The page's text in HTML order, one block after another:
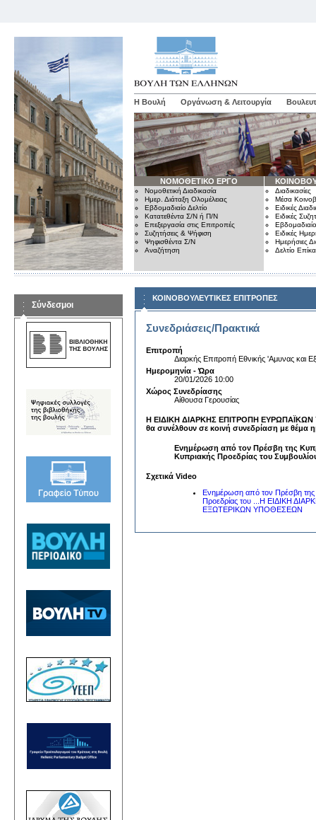
Η Βουλή Οργάνωση & Λειτουργία
ΝΟΜΟΘΕΤΙΚΟ ΕΡΓΟ
Νομοθετική Διαδικασία
Ημερ. Διάταξη Ολομέλειας
Εβδομαδιαίο Δελτίο
Κατατεθέντα Σ/Ν ή Π/Ν
Επεξεργασία στις Επιτροπές
Συζητήσεις & Ψήφιση
Ψηφισθέντα Σ/Ν
Αναζήτηση
Διαδικασίες
Μέσα
Ειδικές
Ειδικές
Εβδομαδιαίο
Ειδικές
Ημερήσιες
Δελτίο
Σύνδεσμοι
ΚΟΙΝΟΒΟΥΛΕΥΤΙΚΕΣ ΕΠΙΤΡΟΠΕΣ
Συνεδριάσεις/Πρακτικά
Επιτροπή
Διαρκής Επιτροπή Εθνικής 'Αμυνας και
Ημερομηνία - Ώρα
20/01/2026 10:00
Χώρος Συνεδρίασης
Αίθουσα Γερουσίας
Η ΕΙΔΙΚΗ ΔΙΑΡΚΗΣ ΕΠΙΤΡΟΠΗ
θα συνέλθουν σε κοινή συνεδρίαση με θέμα
Ενημέρωση από τον Πρέσβη της
Κυπριακής Προεδρίας του
Σχετικά Video
Ενημέρωση από τον Πρέσβη της
Προεδρίας του ...Η ΕΙΔΙΚΗ
ΕΞΩΤΕΡΙΚΩΝ ΥΠΟΘΕΣΕΩΝ